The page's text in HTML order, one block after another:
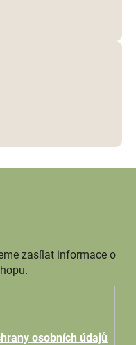
zasílat informace o
osobních údajů